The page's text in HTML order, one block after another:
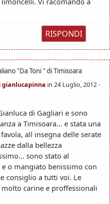
RISPONDI
"Da Toni " di Timisoara
gianlucapinna in 24 Luglio, 2012 -
di Gagliari e sono
a Timisoara... e stata una
all insegna delle serate
dalla bellezza
sono stato al
o mangiato benissimo con
consiglio a tutti voi. Le
carine e proffessionali